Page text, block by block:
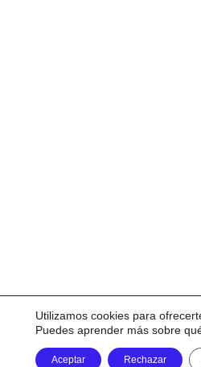
Utilizamos cookies para
Puedes aprender más sobre
Aceptar Rechazar